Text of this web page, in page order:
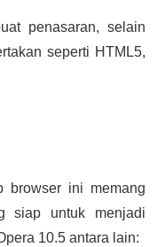
penasaran, selain
seperti HTML5,
browser ini memang
siap untuk menjadi
10.5 antara lain: